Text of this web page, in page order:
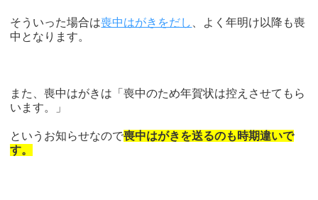
そういった場合は喪中はがきをだし
、よく年明け以降も喪
中となります。
また、喪中はがきは「喪中のため年賀状は控えさせてもら
います。」
というお知らせなので喪中はがきを送るのも時期違いで
す。